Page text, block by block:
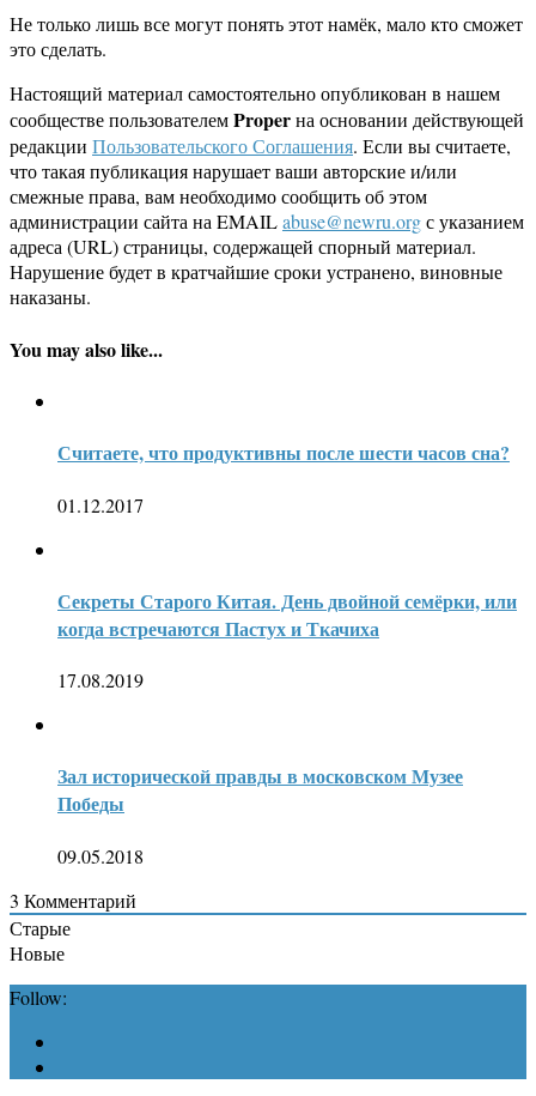
Не только лишь все могут понять этот намёк, мало кто сможет
это сделать.
Настоящий материал самостоятельно опубликован в нашем
сообществе пользователемProperна основании действующей
редакции Пользовательского Соглашения. Если вы считаете,
что такая публикация нарушает ваши авторские и/или
смежные права, вам необходимо сообщить об этом
администрации сайта на EMAILabuse@newru.orgс указанием
адреса (URL) страницы, содержащей спорный материал.
Нарушение будет в кратчайшие сроки устранено, виновные
наказаны.
You may also like...
Считаете, что продуктивны после шести часов сна?
01.12.2017
Секреты Старого Китая. День двойной семёрки, или
когда встречаются Пастух и Ткачиха
17.08.2019
Зал исторической правды в московском Музее
Победы
09.05.2018
3 Комментарий
Старые
Новые
Follow: